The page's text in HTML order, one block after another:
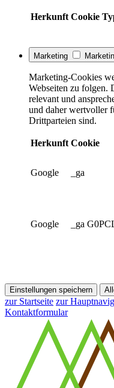
Herkunft Cookie
Marketing
Marketing-Cookies
Webseiten zu folgen.
relevant und
und daher wertvoller
Drittparteien sind.
Herkunft Cookie
Google _ga
Google _ga
Einstellungen speichern
zur Startseite zur
Kontaktformular